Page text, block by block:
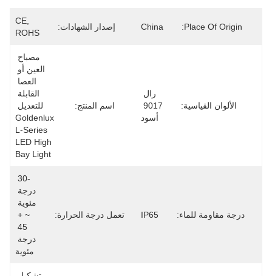
Place Of Origin:
China إصدار الشهادات:
CE,
ROHS
الألوان القياسية:
أسود
اسم المنتج:
Goldenlux
L-Series
LED High
Bay Light
درجة مقاومة للماء: IP65 تعمل درجة الحرارة:
مئوية